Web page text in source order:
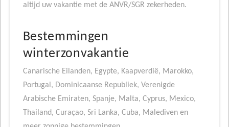
altijd uw vakantie met de ANVR/SGR zekerheden.
Bestemmingen
winterzonvakantie
Canarische Eilanden, Egypte, Kaapverdië, Marokko,
Portugal, Dominicaanse Republiek, Verenigde
Arabische Emiraten, Spanje, Malta, Cyprus, Mexico,
Thailand, Curaçao, Sri Lanka, Cuba, Malediven en